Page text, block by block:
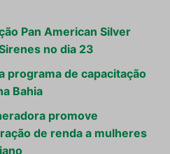
Pan American Silver
no dia 23
programa de capacitação
Bahia
promove
de renda a mulheres